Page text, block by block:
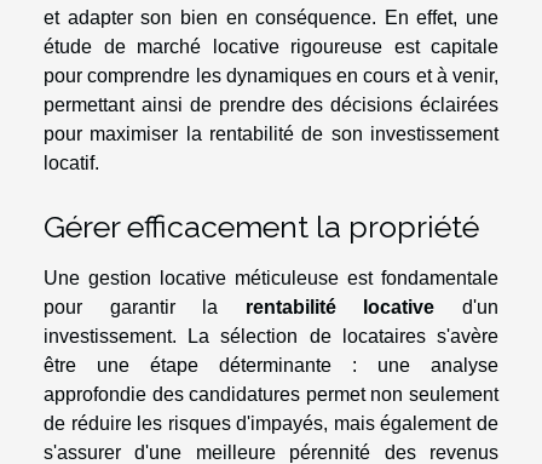
et adapter son bien en conséquence. En effet, une
étude de marché locative rigoureuse est capitale
pour comprendre les dynamiques en cours et à venir,
permettant ainsi de prendre des décisions éclairées
pour maximiser la rentabilité de son investissement
locatif.
Gérer efficacement la propriété
Une gestion locative méticuleuse est fondamentale
pour garantir la rentabilité locative d'un
investissement. La sélection de locataires s'avère
être une étape déterminante : une analyse
approfondie des candidatures permet non seulement
de réduire les risques d'impayés, mais également de
s'assurer d'une meilleure pérennité des revenus